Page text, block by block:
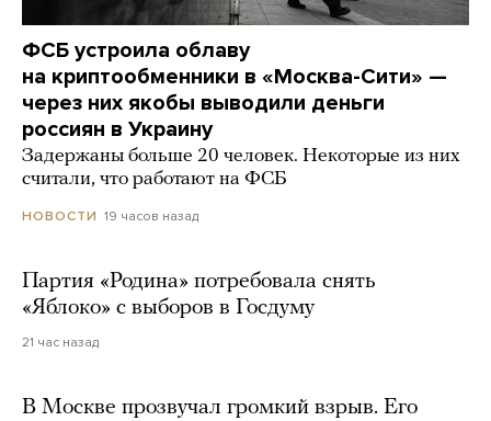
ФСБ устроила облаву
на криптообменники в «Москва-Сити» —
через них якобы выводили деньги
россиян в Украину
Задержаны больше 20 человек. Некоторые из них
считали, что работают на ФСБ
НОВОСТИ 19 часов назад
Партия «Родина» потребовала снять
«Яблоко» с выборов в Госдуму
21 час назад
В Москве прозвучал громкий взрыв. Его